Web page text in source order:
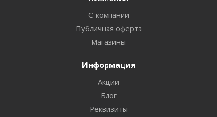
О компании
Публичная оферта
Магазины
Информация
Акции
Блог
Реквизиты